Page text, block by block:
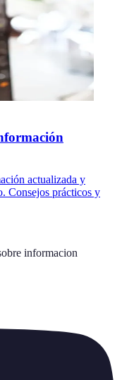
actualizada y
Consejos prácticos y
informacion